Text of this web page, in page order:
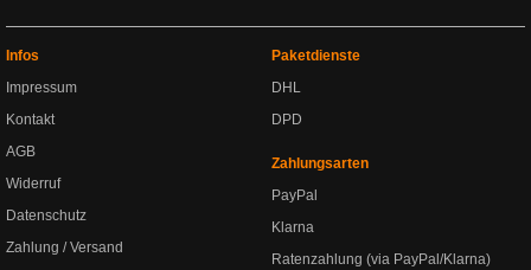
Infos
Impressum
Kontakt
AGB
Widerruf
Datenschutz
Zahlung / Versand
Paketdienste
DHL
DPD
Zahlungsarten
PayPal
Klarna
Ratenzahlung (via PayPal/Klarna)